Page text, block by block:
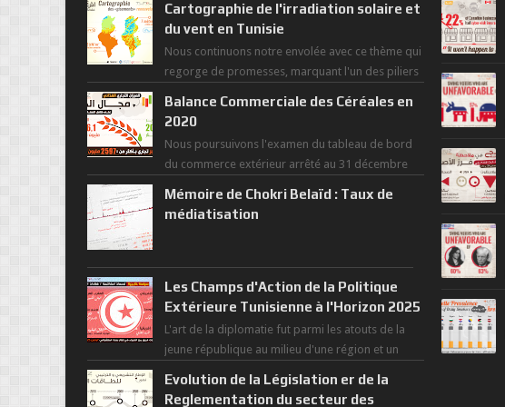
Cartographie de l'irradiation solaire et
du vent en Tunisie
Nous continuons notre envolée avec ce thème qui
regorge de promesses, marquant l'un des piliers
Balance Commerciale des Céréales en
2020
Nous poursuivons l'examen du tableau de bord
du commerce extérieur arrêté au 31 décembre
man...
Mémoire de Chokri Belaïd : Taux de
médiatisation
Les Champs d'Action de la Politique
Extérieure Tunisienne à l'Horizon 2025
L'art de la diplomatie fut parmi les atouts de la
jeune république au milieu d'une région et un
Evolution de la Législation er de la
Reglementation du secteur des